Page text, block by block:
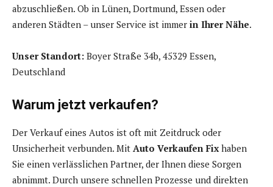
abzuschließen. Ob in Lünen, Dortmund, Essen oder
anderen Städten – unser Service ist immer in Ihrer Nähe.
Unser Standort: Boyer Straße 34b, 45329 Essen,
Deutschland
Warum jetzt verkaufen?
Der Verkauf eines Autos ist oft mit Zeitdruck oder
Unsicherheit verbunden. Mit Auto Verkaufen Fix haben
Sie einen verlässlichen Partner, der Ihnen diese Sorgen
abnimmt. Durch unsere schnellen Prozesse und direkten